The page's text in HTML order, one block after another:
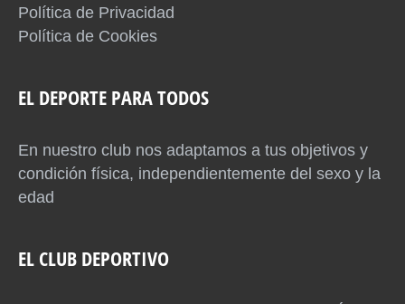
Política de Privacidad
Política de Cookies
EL DEPORTE PARA TODOS
En nuestro club nos adaptamos a tus objetivos y
condición física, independientemente del sexo y la
edad
EL CLUB DEPORTIVO